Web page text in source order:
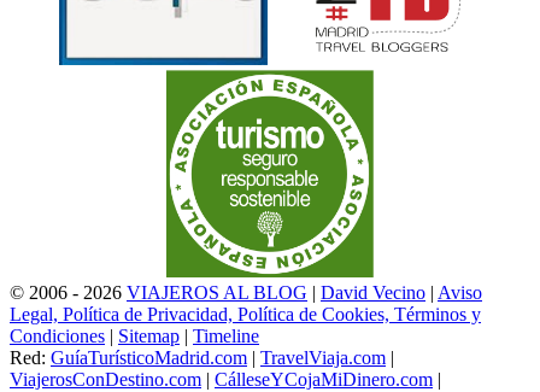
© 2006 - 2026 VIAJEROS AL BLOG | David Vecino | Aviso
Legal, Política de Privacidad, Política de Cookies, Términos y
Condiciones | Sitemap | Timeline
Red: GuíaTurísticoMadrid.com | TravelViaja.com |
ViajerosConDestino.com | CálleseYCojaMiDinero.com |